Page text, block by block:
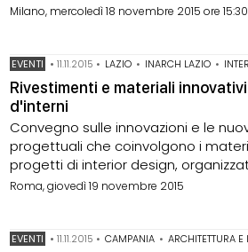
Milano, mercoledì 18 novembre 2015 ore 15:30
EVENTI •11.11.2015 • LAZIO • INARCH LAZIO •
Rivestimenti e materiali
d'interni
Convegno sulle innovazioni e le
progettuali che coinvolgono i
progetti di interior design,
Roma, giovedì 19 novembre 2015
EVENTI •11.11.2015 • CAMPANIA • ARCHITETTURA